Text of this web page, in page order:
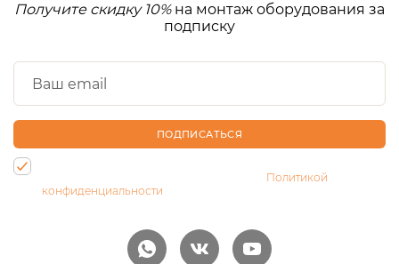
Получите скидку 10%на монтаж оборудования за
подписку
ПОДПИСАТЬСЯ
Политикой
конфиденциальности